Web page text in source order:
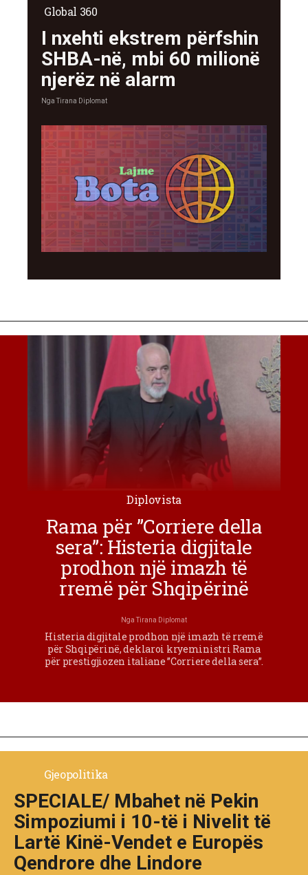
Global 360
I nxehti ekstrem përfshin
SHBA-në, mbi 60 milionë
njerëz në alarm
Nga Tirana Diplomat
Diplovista
Rama për ”Corriere della
sera”: Histeria digjitale
prodhon një imazh të
rremë për Shqipërinë
NgaTirana Diplomat
Histeria digjitale prodhon një imazh të rremë
për Shqipërinë, deklaroi kryeministri Rama
për prestigjiozen italiane ”Corriere della sera”.
Gjeopolitika
SPECIALE/ Mbahet në Pekin
Simpoziumi i 10-të i Nivelit të
Lartë Kinë-Vendet e Europës
Qendrore dhe Lindore